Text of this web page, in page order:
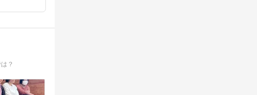
？